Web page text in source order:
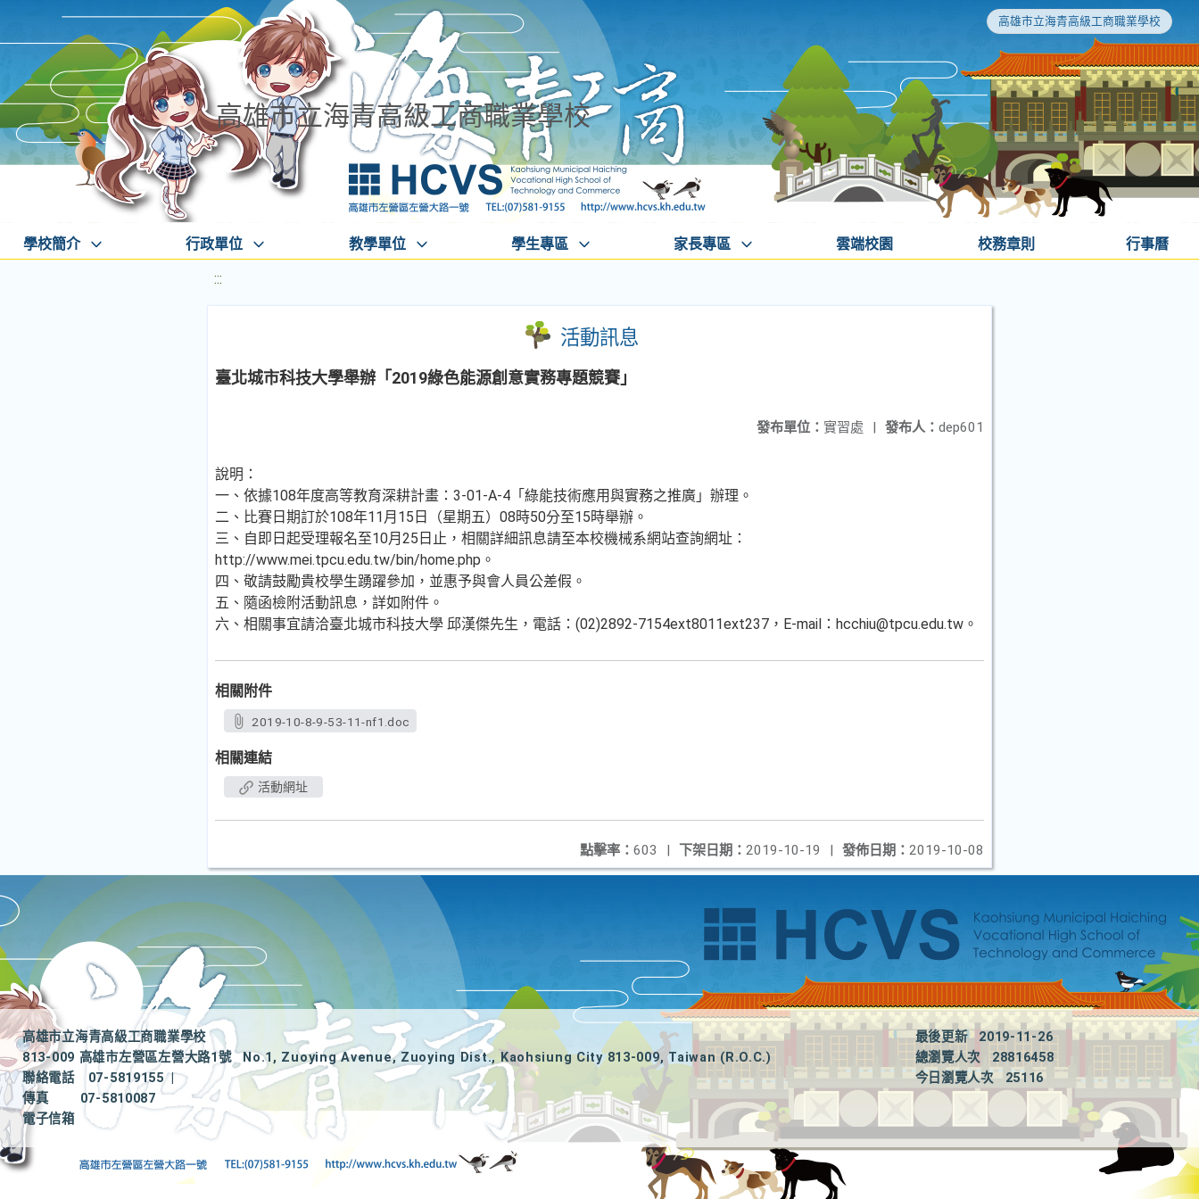
高雄市立海青高級工商職業學校
高雄市立海青高級工商職業學校
學校簡介 行政單位 教學單位 學生專區 家長專區 雲端校園 校務章則 行事曆
:::
活動訊息
臺北城市科技大學舉辦「2019綠色能源創意實務專題競賽」
發布人： dep601
發布單位： 實習處 |
說明：
一、依據108年度高等教育深耕計畫：3-01-A-4「綠能技術應用與實務之推廣」辦理。
二、比賽日期訂於108年11月15日（星期五）08時50分至15時舉辦。
三、自即日起受理報名至10月25日止，相關詳細訊息請至本校機械系網站查詢網址：
http://www.mei.tpcu.edu.tw/bin/home.php。
四、敬請鼓勵貴校學生踴躍參加，並惠予與會人員公差假。
五、隨函檢附活動訊息，詳如附件。
六、相關事宜請洽臺北城市科技大學 邱漢傑先生，電話：(02)2892-7154ext8011ext237，E-mail：hcchiu@tpcu.edu.tw。
相關附件
2019-10-8-9-53-11-nf1.doc
相關連結
活動網址
發佈日期： 2019-10-08
下架日期： 2019-10-19 |
點擊率： 603 |
高雄市立海青高級工商職業學校
813-009 高雄市左營區左營大路1號
No.1, Zuoying Avenue, Zuoying Dist., Kaohsiung City 813-009, Taiwan (R.O.C.)
聯絡電話
07-5819155
|
傳真
07-5810087
電子信箱
最後更新
2019-11-26
總瀏覽人次
28816458
今日瀏覽人次
25116